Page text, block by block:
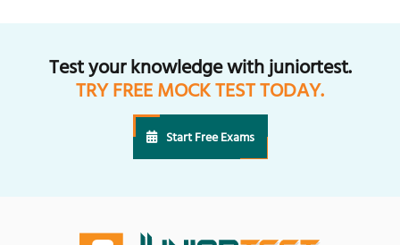
Test your knowledge with juniortest.
TRY FREE MOCK TEST TODAY.
Start Free Exams